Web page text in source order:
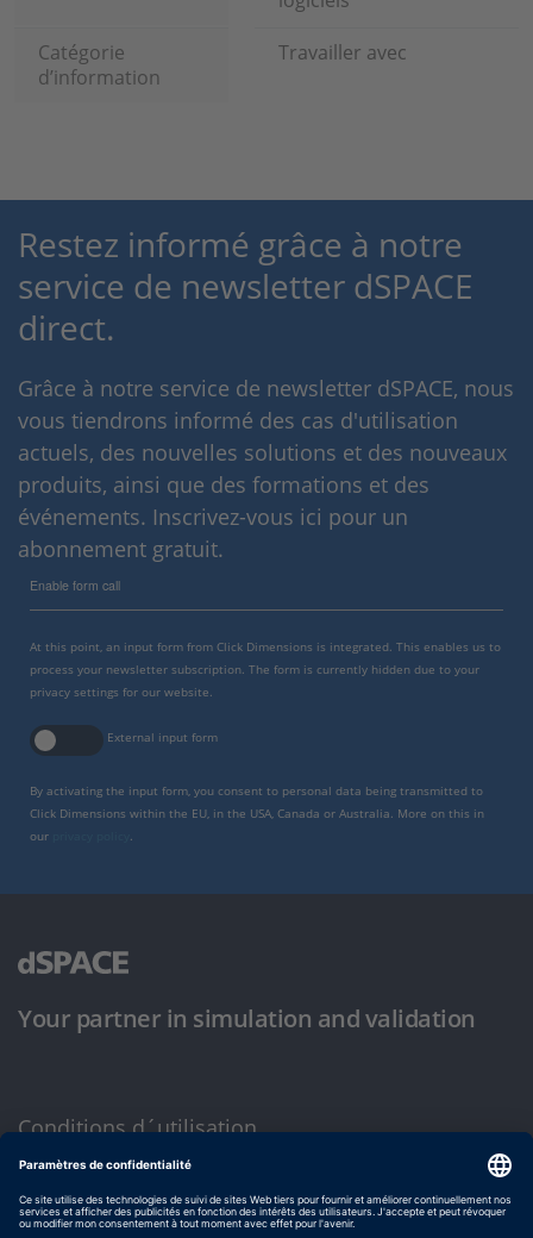
Catégorie
d’information
Travailler avec
Restez informé grâce à notre
service de newsletter dSPACE
direct.
Grâce à notre service de newsletter dSPACE, nous
vous tiendrons informé des cas d'utilisation
actuels, des nouvelles solutions et des nouveaux
produits, ainsi que des formations et des
événements. Inscrivez-vous ici pour un
abonnement gratuit.
Enable form call
At this point, an input form from Click Dimensions is integrated. This enables us to
process your newsletter subscription. The form is currently hidden due to your
privacy settings for our website.
External input form
By activating the input form, you consent to personal data being transmitted to
Click Dimensions within the EU, in the USA, Canada or Australia. More on this in
our
Your partner in simulation and validation
Conditions d´utilisation
Politique de confidentialité
Mentions légales et conditions générales